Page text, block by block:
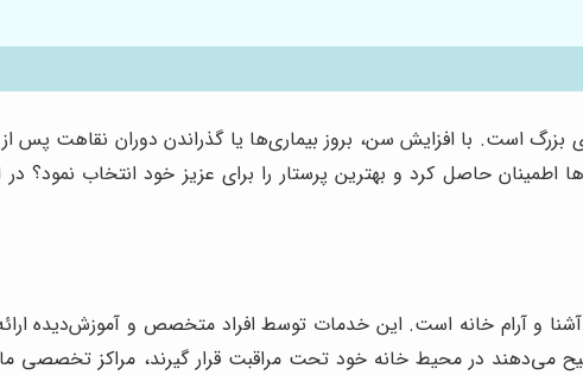
بزرگ است. با افزایش سن، بروز بیماری‌ها یا گذراندن دوران نقاهت
حاصل کرد و بهترین پرستار را برای عزیز خود انتخاب نمود؟
و آرام خانه است. این خدمات توسط افراد متخصص و آموزش‌دیده
می‌دهند در محیط خانه خود تحت مراقبت قرار گیرند، مراکز تخصصی